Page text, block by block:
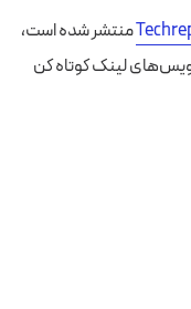
منتشر شده است،
لینک کوتاه کن